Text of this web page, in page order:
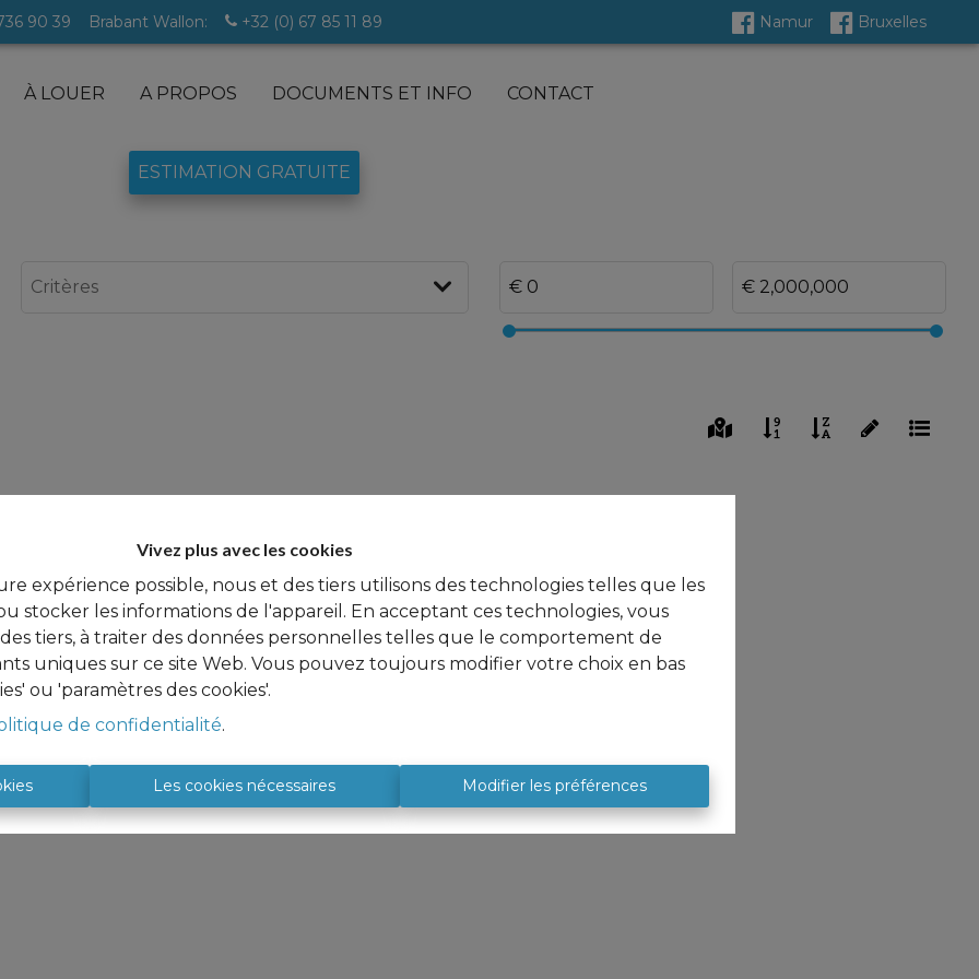
Vivez plus avec les cookies
expérience possible, nous et des tiers utilisons des technologies telles que les
stocker les informations de l'appareil. En acceptant ces technologies, vous
tiers, à traiter des données personnelles telles que le comportement de
uniques sur ce site Web. Vous pouvez toujours modifier votre choix en bas
ou 'paramètres des cookies'.
de confidentialité.
Les cookies nécessaires Modifier les préférences
90 39 Brabant Wallon: +32 (0) 67 85 11 89 Namur Bruxelles
À LOUER A PROPOS DOCUMENTS ET INFO CONTACT
ESTIMATION GRATUITE